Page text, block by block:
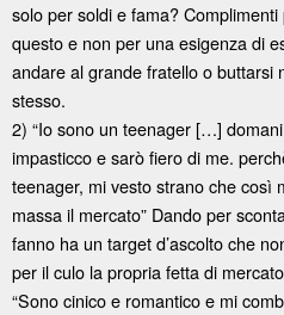
solo per soldi e fama?
questo e non per una esigenza di
andare al grande fratello o buttarsi
stesso.
2) “Io sono un teenager […]
impasticco e sarò fiero di me.
teenager, mi vesto strano che così
massa il mercato” Dando per
fanno ha un target d’ascolto che
per il culo la propria fetta di
“Sono cinico e romantico e mi